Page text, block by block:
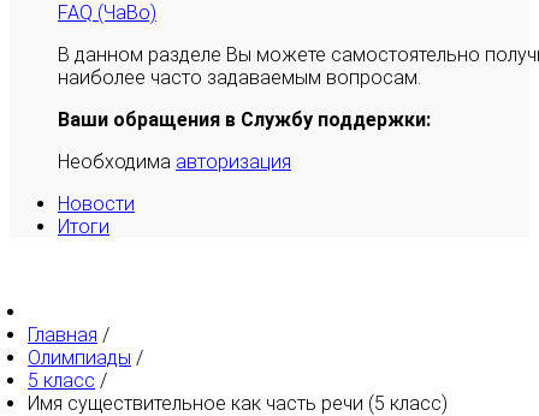
FAQ (ЧаВо)
В данном разделе Вы можете самостоятельно
наиболее часто задаваемым вопросам.
Ваши обращения в Службу поддержки:
Необходима авторизация
Новости
Итоги
Главная /
Олимпиады /
5 класс /
Имя существительное как часть речи (5 класс)